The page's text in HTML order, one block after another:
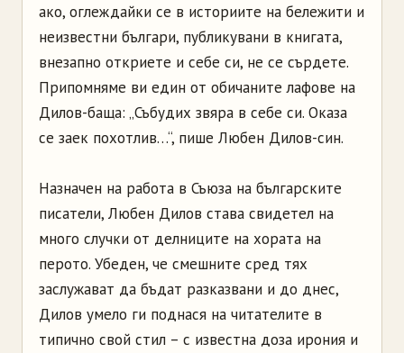
ако, оглеждайки се в историите на бележити и
неизвестни българи, публикувани в книгата,
внезапно откриете и себе си, не се сърдете.
Припомняме ви един от обичаните лафове на
Дилов-баща: „Събудих звяра в себе си. Оказа
се заек похотлив…“, пише Любен Дилов-син.
Назначен на работа в Съюза на българските
писатели, Любен Дилов става свидетел на
много случки от делниците на хората на
перото. Убеден, че смешните сред тях
заслужават да бъдат разказвани и до днес,
Дилов умело ги поднася на читателите в
типично свой стил – с известна доза ирония и